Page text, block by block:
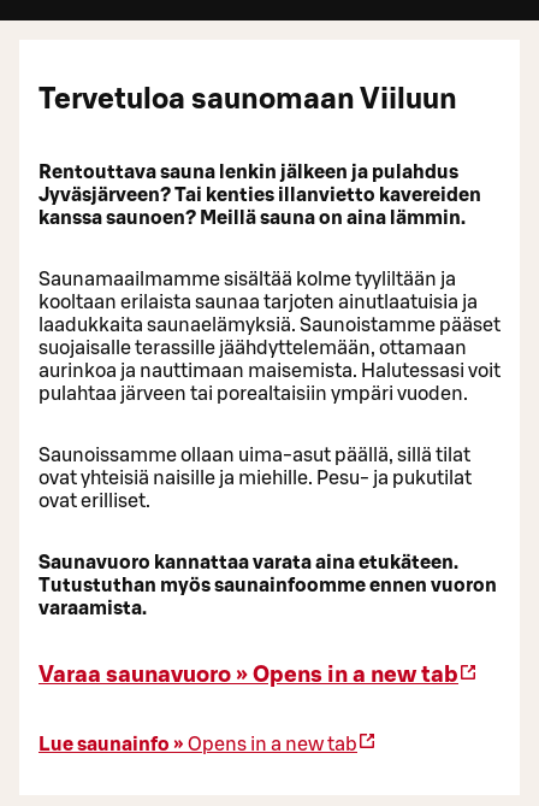
Tervetuloa saunomaan Viiluun
Rentouttava sauna lenkin jälkeen ja pulahdus
Jyväsjärveen? Tai kenties illanvietto kavereiden
kanssa saunoen? Meillä sauna on aina lämmin.
Saunamaailmamme sisältää kolme tyyliltään ja
kooltaan erilaista saunaa tarjoten ainutlaatuisia ja
laadukkaita saunaelämyksiä. Saunoistamme pääset
suojaisalle terassille jäähdyttelemään, ottamaan
aurinkoa ja nauttimaan maisemista. Halutessasi voit
pulahtaa järveen tai porealtaisiin ympäri vuoden.
Saunoissamme ollaan uima-asut päällä, sillä tilat
ovat yhteisiä naisille ja miehille. Pesu- ja pukutilat
ovat erilliset.
Saunavuoro kannattaa varata aina etukäteen.
Tutustuthan myös saunainfoomme ennen vuoron
varaamista.
Varaa saunavuoro » Opens in a new tab
Lue saunainfo » Opens in a new tab